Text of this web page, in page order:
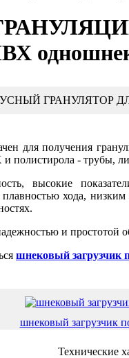
для получения
полистирола - трубы,
высокие
хода,
и простотой
шнековый загрузчик
шнековый загрузчик
Технические